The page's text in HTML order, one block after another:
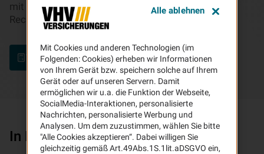
mit der Privat-, Berufs- und Verkehrs-
Rechtsschutzversicherung der VHV.
Tarif berechnen
In Rechtsfragen an Ihrer Seite
Mit Cookies und anderen Technologien (im
Folgenden: Cookies) erheben wir Informationen
von Ihrem Gerät bzw. speichern solche auf Ihrem
Gerät oder auf unseren Servern. Damit
ermöglichen wir u.a. die Funktion der Webseite,
SocialMedia-Interaktionen, personalisierte
Nachrichten, personalisierte Werbung und
Analysen. Um dem zuzustimmen, wählen Sie bitte
"Alle Cookies akzeptieren“. Dabei willigen Sie
gleichzeitig gemäß Art.49Abs.1S.1lit.aDSGVO ein,
Alle ablehnen